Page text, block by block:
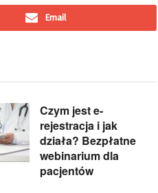
Email
Czym jest e-
rejestracja i jak
działa? Bezpłatne
webinarium dla
pacjentów